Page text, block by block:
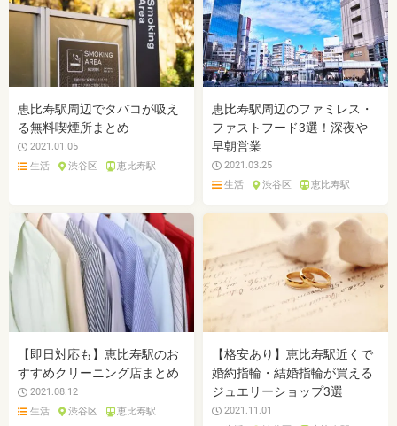
恵比寿駅周辺でタバコが吸え
る無料喫煙所まとめ
2021.01.05
生活
渋谷区 恵比寿駅
恵比寿駅周辺のファミレス・
ファストフード3選！深夜や
早朝営業
2021.03.25
生活
渋谷区 恵比寿駅
【即日対応も】恵比寿駅のお
すすめクリーニング店まとめ
2021.08.12
生活
渋谷区 恵比寿駅
【格安あり】恵比寿駅近くで
婚約指輪・結婚指輪が買える
ジュエリーショップ3選
2021.11.01